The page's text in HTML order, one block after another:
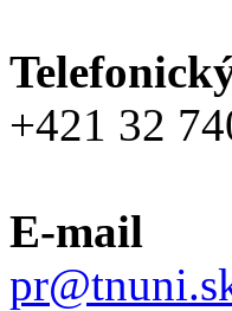
+421 32
E-mail